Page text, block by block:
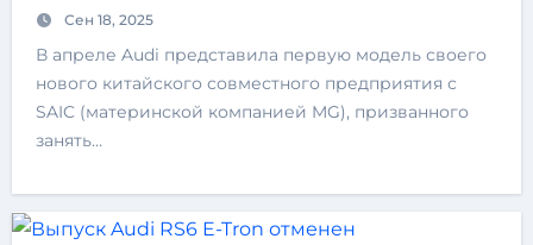
Сен 18, 2025
В апреле Audi представила первую модель своего
нового китайского совместного предприятия с
SAIC (материнской компанией MG), призванного
занять…